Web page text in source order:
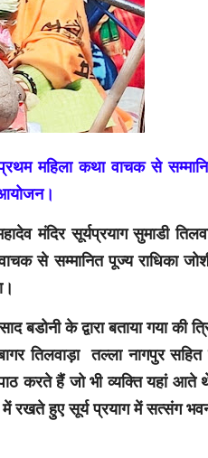
महिला कथा वाचक से
मंदिर सूर्यप्रयाग सुमाडी
से सम्मानित पूज्य राधिका
बडोनी के द्वारा बताया गया की
तिलवाड़ा तल्ला नागपुर
करते हैं जो भी व्यक्ति यहां
में रखते हुए सूर्य प्रयाग में सत्संग